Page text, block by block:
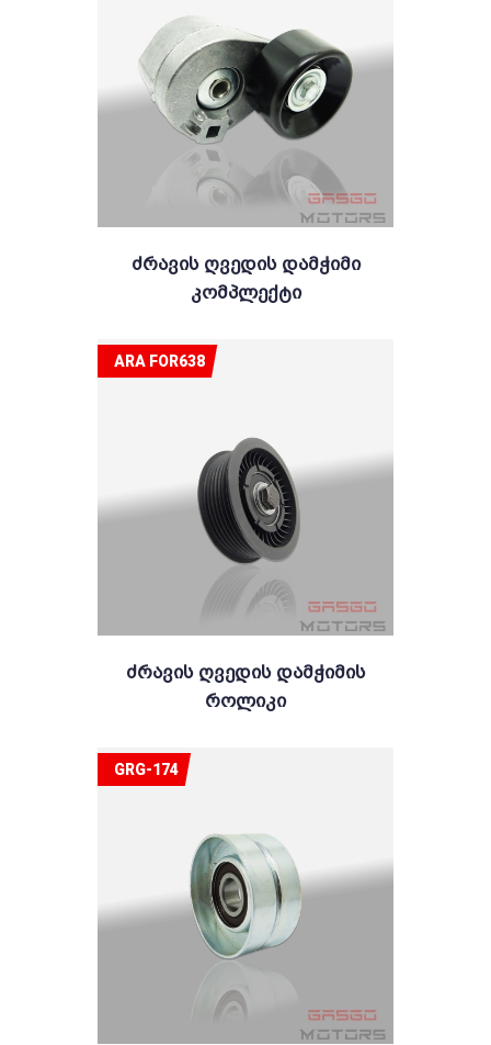
Ძრავის Ღვედის Დამჭიმი
Კომპლექტი
Ძრავის Ღვედის Დამჭიმის
Როლიკი
ARA FOR638
GRG-174